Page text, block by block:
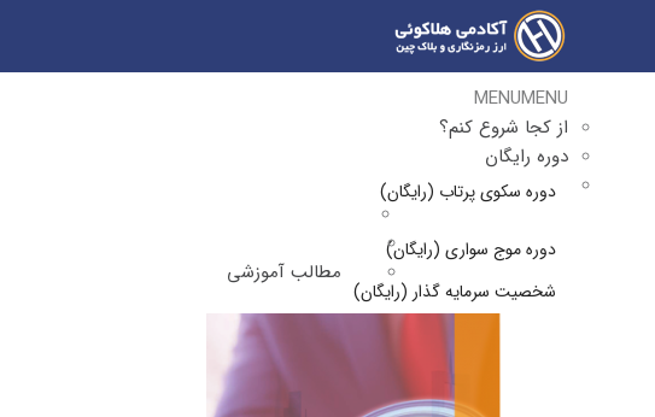
MENUMENU
از کجا شروع کنم؟
دوره رایگان
دوره سکوی پرتاب (رایگان)
دوره موج سواری (رایگان)
شخصیت سرمایه گذار (رایگان)
مطالب آموزشی